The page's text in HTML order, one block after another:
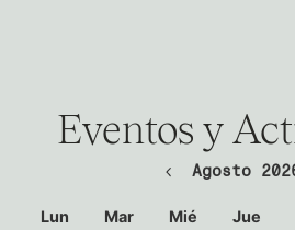
Eventos y
Agosto
Lun Mar Mié Jue